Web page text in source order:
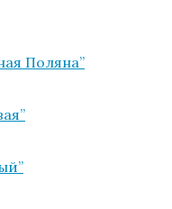
Поляна”